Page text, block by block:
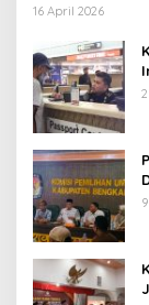
16 April 2026